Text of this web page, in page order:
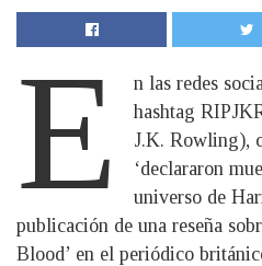
E
n las redes
hashtag
J.K. Rowling),
‘declararon
universo de
publicación de una reseña
Blood’ en el periódico